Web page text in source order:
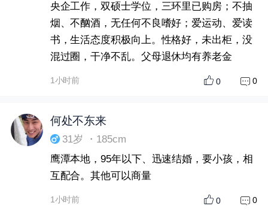
央企工作，双硕士学位，三环里已购房；不抽
烟、不酗酒，无任何不良嗜好；爱运动、爱读
书，生活态度积极向上。性格好，未出柜，没
混过圈，干净不乱。父母退休均有养老金
1小时前 0 0
何处不东来
31岁 ・185cm
鹰潭本地，95年以下、迅速结婚，要小孩，相
互配合。其他可以商量
1小时前 0 0